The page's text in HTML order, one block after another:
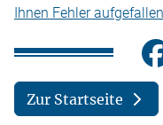
Ihnen Fehler
Zur Startseite